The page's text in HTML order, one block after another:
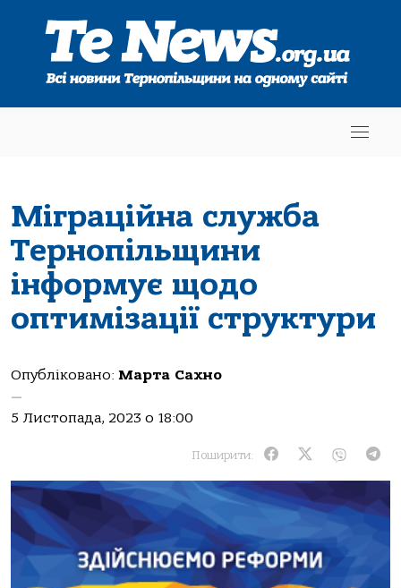
Міграційна служба
Тернопільщини
інформує щодо
оптимізації структури
Опубліковано: Марта Сахно
—
5 Листопада, 2023 о 18:00
Поширити: